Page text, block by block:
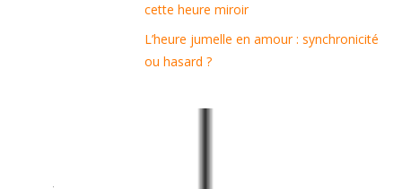
cette heure miroir
L’heure jumelle en amour : synchronicité
ou hasard ?